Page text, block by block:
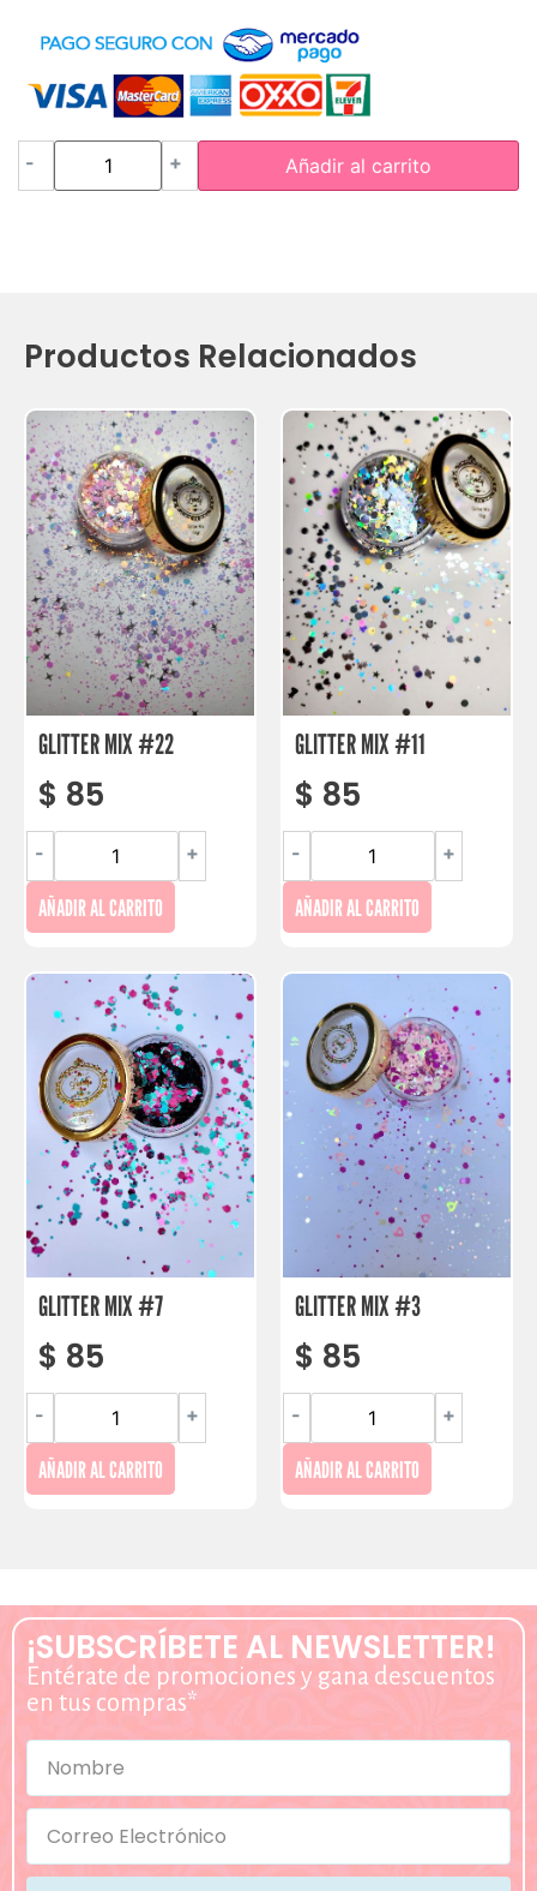
- + Añadir al carrito
Productos Relacionados
GLITTER MIX #22
$ 85
- +
AÑADIR AL CARRITO
GLITTER MIX #11
$ 85
- +
AÑADIR AL CARRITO
GLITTER MIX #7
$ 85
- +
AÑADIR AL CARRITO
GLITTER MIX #3
$ 85
- +
AÑADIR AL CARRITO
¡SUBSCRÍBETE AL NEWSLETTER!
Entérate de promociones y gana descuentos
en tus compras*